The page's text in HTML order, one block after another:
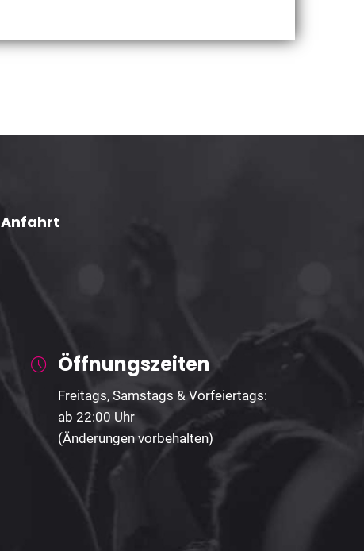
Anfahrt
Öffnungszeiten
Freitags, Samstags & Vorfeiertags:
ab 22:00 Uhr
(Änderungen vorbehalten)